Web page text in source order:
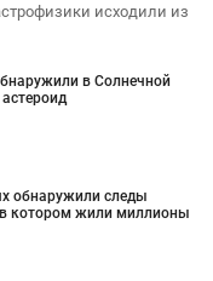
исходили из
в Солнечной
обнаружили следы
в котором жили миллионы